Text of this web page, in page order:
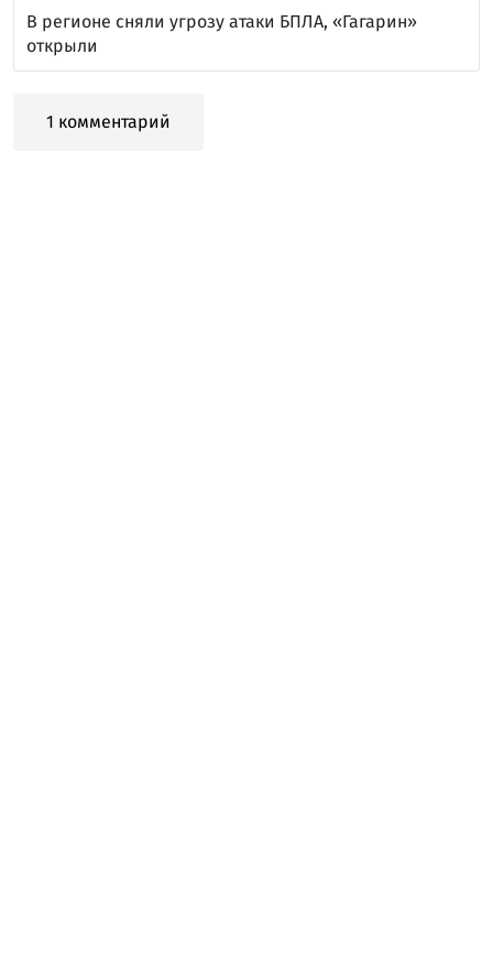
В регионе сняли угрозу атаки БПЛА, «Гагарин»
открыли
1 комментарий